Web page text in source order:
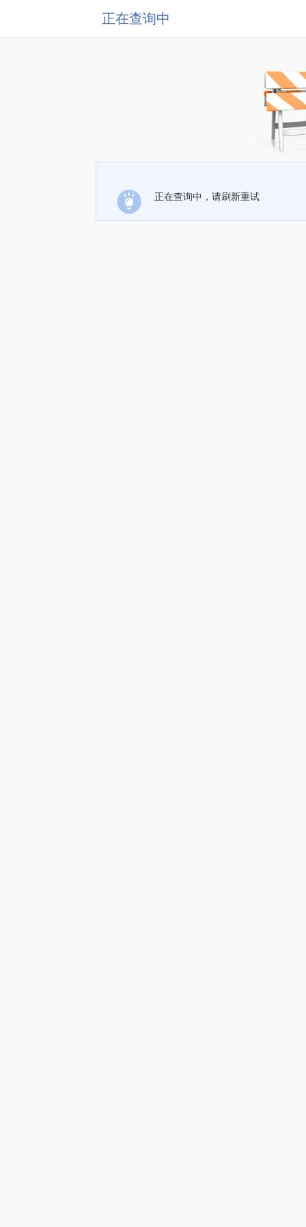
正在查询中
正在查询中，请刷新重试